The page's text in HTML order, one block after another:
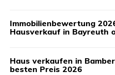
Immobilienbewertung
Hausverkauf in Bayreuth
Haus verkaufen in
besten Preis 2026